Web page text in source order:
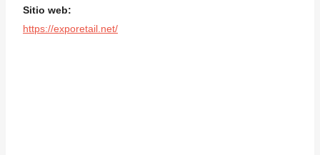
Sitio web:
https://exporetail.net/